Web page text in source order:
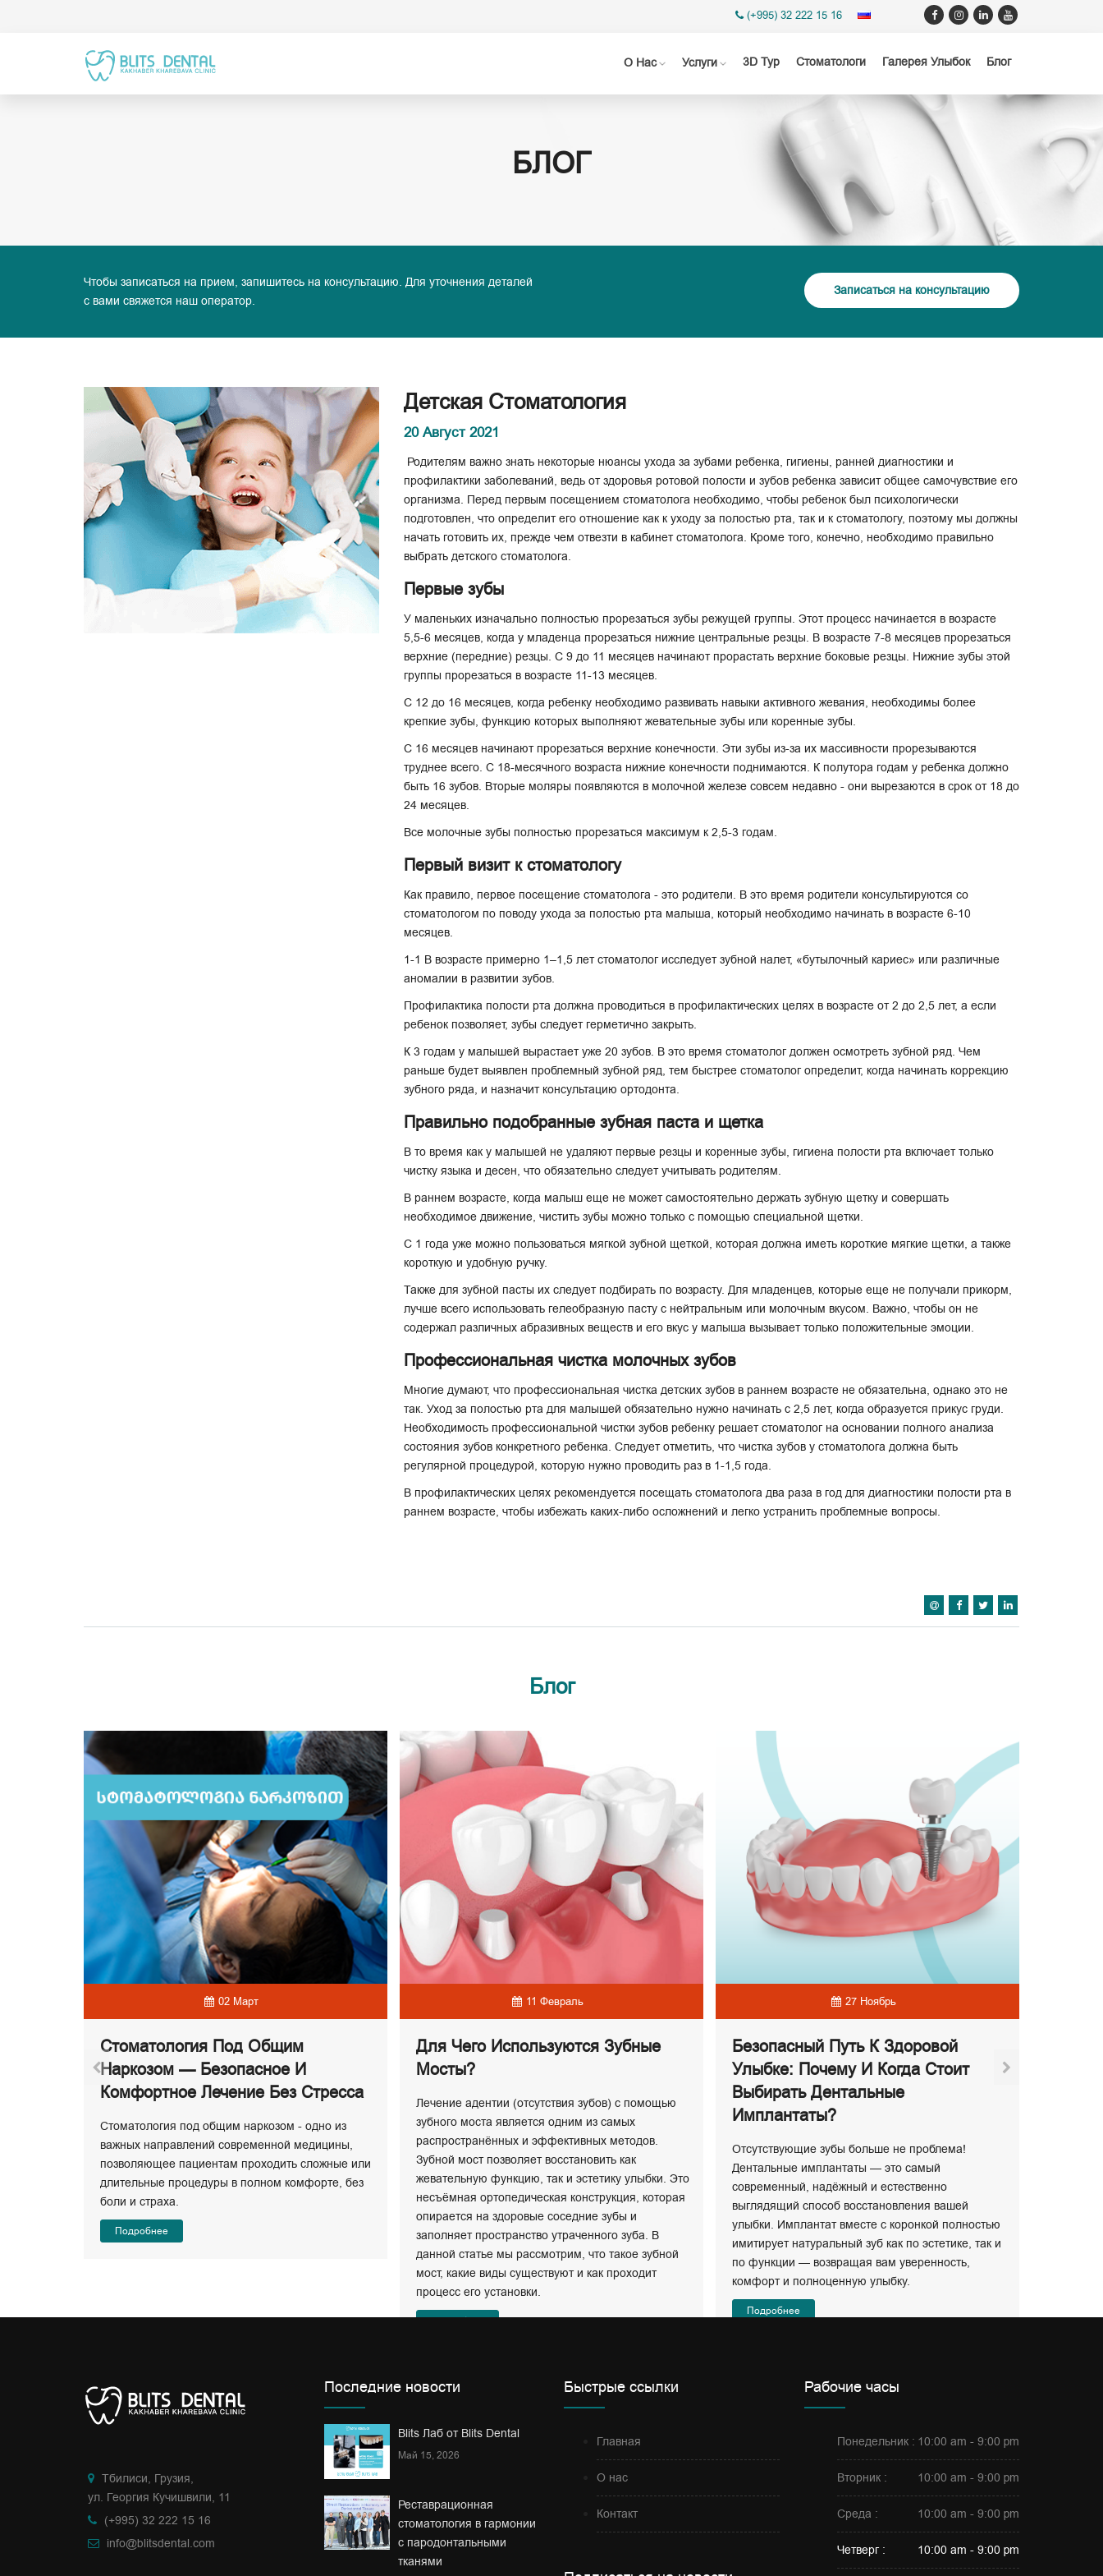
(+995) 32 222 15 16
О Нас Услуги 3D Тур Стоматологи Галерея Улыбок Блог
БЛОГ
Чтобы записаться на прием, запишитесь на консультацию. Для уточнения деталей
с вами свяжется наш оператор.
Записаться на консультацию
Детская Стоматология
20 Август 2021
Родителям важно знать некоторые нюансы ухода за зубами ребенка, гигиены, ранней диагностики и
профилактики заболеваний, ведь от здоровья ротовой полости и зубов ребенка зависит общее самочувствие его
организма. Перед первым посещением стоматолога необходимо, чтобы ребенок был психологически
подготовлен, что определит его отношение как к уходу за полостью рта, так и к стоматологу, поэтому мы должны
начать готовить их, прежде чем отвезти в кабинет стоматолога. Кроме того, конечно, необходимо правильно
выбрать детского стоматолога.
Первые зубы
У маленьких изначально полностью прорезаться зубы режущей группы. Этот процесс начинается в возрасте
5,5-6 месяцев, когда у младенца прорезаться нижние центральные резцы. В возрасте 7-8 месяцев прорезаться
верхние (передние) резцы. С 9 до 11 месяцев начинают прорастать верхние боковые резцы. Нижние зубы этой
группы прорезаться в возрасте 11-13 месяцев.
С 12 до 16 месяцев, когда ребенку необходимо развивать навыки активного жевания, необходимы более
крепкие зубы, функцию которых выполняют жевательные зубы или коренные зубы.
С 16 месяцев начинают прорезаться верхние конечности. Эти зубы из-за их массивности прорезываются
труднее всего. С 18-месячного возраста нижние конечности поднимаются. К полутора годам у ребенка должно
быть 16 зубов. Вторые моляры появляются в молочной железе совсем недавно - они вырезаются в срок от 18 до
24 месяцев.
Все молочные зубы полностью прорезаться максимум к 2,5-3 годам.
Первый визит к стоматологу
Как правило, первое посещение стоматолога - это родители. В это время родители консультируются со
стоматологом по поводу ухода за полостью рта малыша, который необходимо начинать в возрасте 6-10
месяцев.
1-1 В возрасте примерно 1–1,5 лет стоматолог исследует зубной налет, «бутылочный кариес» или различные
аномалии в развитии зубов.
Профилактика полости рта должна проводиться в профилактических целях в возрасте от 2 до 2,5 лет, а если
ребенок позволяет, зубы следует герметично закрыть.
К 3 годам у малышей вырастает уже 20 зубов. В это время стоматолог должен осмотреть зубной ряд. Чем
раньше будет выявлен проблемный зубной ряд, тем быстрее стоматолог определит, когда начинать коррекцию
зубного ряда, и назначит консультацию ортодонта.
Правильно подобранные зубная паста и щетка
В то время как у малышей не удаляют первые резцы и коренные зубы, гигиена полости рта включает только
чистку языка и десен, что обязательно следует учитывать родителям.
В раннем возрасте, когда малыш еще не может самостоятельно держать зубную щетку и совершать
необходимое движение, чистить зубы можно только с помощью специальной щетки.
С 1 года уже можно пользоваться мягкой зубной щеткой, которая должна иметь короткие мягкие щетки, а также
короткую и удобную ручку.
Также для зубной пасты их следует подбирать по возрасту. Для младенцев, которые еще не получали прикорм,
лучше всего использовать гелеобразную пасту с нейтральным или молочным вкусом. Важно, чтобы он не
содержал различных абразивных веществ и его вкус у малыша вызывает только положительные эмоции.
Профессиональная чистка молочных зубов
Многие думают, что профессиональная чистка детских зубов в раннем возрасте не обязательна, однако это не
так. Уход за полостью рта для малышей обязательно нужно начинать с 2,5 лет, когда образуется прикус груди.
Необходимость профессиональной чистки зубов ребенку решает стоматолог на основании полного анализа
состояния зубов конкретного ребенка. Следует отметить, что чистка зубов у стоматолога должна быть
регулярной процедурой, которую нужно проводить раз в 1-1,5 года.
В профилактических целях рекомендуется посещать стоматолога два раза в год для диагностики полости рта в
раннем возрасте, чтобы избежать каких-либо осложнений и легко устранить проблемные вопросы.
Блог
02 Март
Стоматология Под Общим
Наркозом — Безопасное И
Комфортное Лечение Без Стресса
Стоматология под общим наркозом - одно из
важных направлений современной медицины,
позволяющее пациентам проходить сложные или
длительные процедуры в полном комфорте, без
боли и страха.
Подробнее
11 Февраль
Для Чего Используются Зубные
Мосты?
Лечение адентии (отсутствия зубов) с помощью
зубного моста является одним из самых
распространённых и эффективных методов.
Зубной мост позволяет восстановить как
жевательную функцию, так и эстетику улыбки. Это
несъёмная ортопедическая конструкция, которая
опирается на здоровые соседние зубы и
заполняет пространство утраченного зуба. В
данной статье мы рассмотрим, что такое зубной
мост, какие виды существуют и как проходит
процесс его установки.
Подробнее
27 Ноябрь
Безопасный Путь К Здоровой
Улыбке: Почему И Когда Стоит
Выбирать Дентальные
Имплантаты?
Отсутствующие зубы больше не проблема!
Дентальные имплантаты — это самый
современный, надёжный и естественно
выглядящий способ восстановления вашей
улыбки. Имплантат вместе с коронкой полностью
имитирует натуральный зуб как по эстетике, так и
по функции — возвращая вам уверенность,
комфорт и полноценную улыбку.
Подробнее
Тбилиси, Грузия,
ул. Георгия Кучишвили, 11
(+995) 32 222 15 16
info@blitsdental.com
Последние новости
Blits Лаб от Blits Dental
Май 15, 2026
Реставрационная
стоматология в гармонии
с пародонтальными
тканями
Быстрые ссылки
Главная
О нас
Контакт
Рабочие часы
Понедельник : 10:00 am - 9:00 pm
Вторник : 10:00 am - 9:00 pm
Среда : 10:00 am - 9:00 pm
Четверг : 10:00 am - 9:00 pm